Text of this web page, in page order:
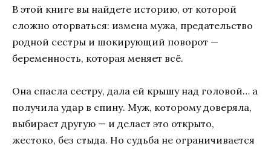
В этой книге вы найдете историю, от которой
сложно оторваться: измена мужа, предательство
родной сестры и шокирующий поворот —
беременность, которая меняет всё.
Она спасла сестру, дала ей крышу над головой… а
получила удар в спину. Муж, которому доверяла,
выбирает другую — и делает это открыто,
жестоко, без стыда. Но судьба не ограничивается